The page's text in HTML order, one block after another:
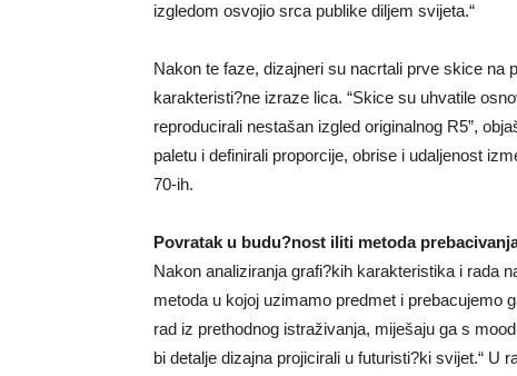
izgledom osvojio srca publike diljem svijeta.“
Nakon te faze, dizajneri su nacrtali prve skice na
karakteristi?ne izraze lica. “Skice su uhvatile
reproducirali nestašan izgled originalnog R5”,
paletu i definirali proporcije, obrise i udaljenost
70-ih.
Povratak u budu?nost iliti metoda
Nakon analiziranja grafi?kih karakteristika i rada
metoda u kojoj uzimamo predmet i prebacujemo
rad iz prethodnog istraživanja, miješaju ga s
bi detalje dizajna projicirali u futuristi?ki svijet.“ U